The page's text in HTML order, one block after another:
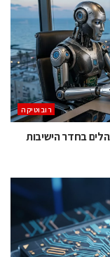
רובוטיקה
בחדר הישיבות